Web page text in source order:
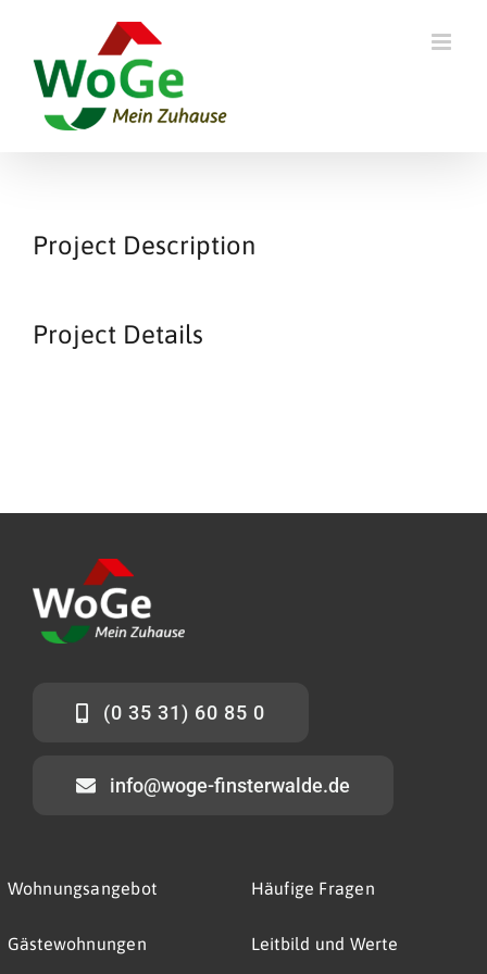
content
Project Description
Project Details
(0 35 31) 60 85 0
info@woge-finsterwalde.de
Wohnungsangebot
Gästewohnungen
Häufige Fragen
Leitbild und Werte